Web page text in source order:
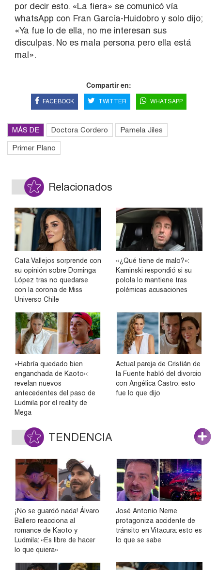
por decir esto. «La fiera» se comunicó vía
whatsApp con Fran García-Huidobro y solo dijo;
«Ya fue lo de ella, no me interesan sus
disculpas. No es mala persona pero ella está
mal».
Compartir en:
FACEBOOK TWITTER WHATSAPP
MÁS DE Doctora Cordero Pamela Jiles
Primer Plano
Relacionados
Cata Vallejos sorprende con
su opinión sobre Dominga
López tras no quedarse
con la corona de Miss
Universo Chile
«¿Qué tiene de malo?»:
Kaminski respondió si su
polola lo mantiene tras
polémicas acusaciones
«Habría quedado bien
enganchada de Kaoto»:
revelan nuevos
antecedentes del paso de
Ludmila por el reality de
Mega
Actual pareja de Cristián de
la Fuente habló del divorcio
con Angélica Castro: esto
fue lo que dijo
TENDENCIA
¡No se guardó nada! Álvaro
Ballero reacciona al
romance de Kaoto y
Ludmila: «Es libre de hacer
lo que quiera»
José Antonio Neme
protagoniza accidente de
tránsito en Vitacura: esto es
lo que se sabe